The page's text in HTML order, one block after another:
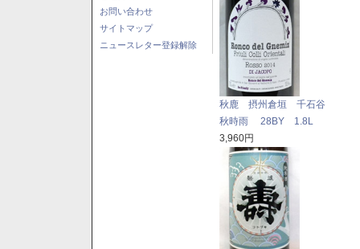
お問い合わせ
サイトマップ
ニュースレター登録解除
秋鹿 摂州倉垣 千石谷
秋時雨 28BY 1.8L
3,960円